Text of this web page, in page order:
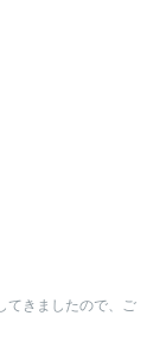
てきましたので、ご